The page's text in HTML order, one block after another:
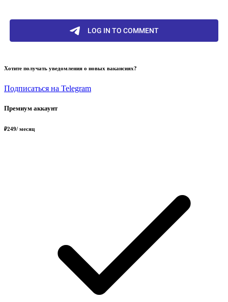
Хотите получать уведомления о новых вакансиях?
Подписаться на Telegram
Премиум аккаунт
₽249/ месяц